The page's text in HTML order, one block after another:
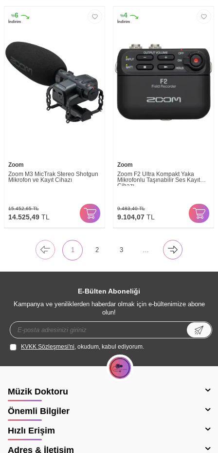
%6
İndirim
Zoom
Zoom M3 MicTrak Stereo Shotgun
Mikrofon ve Kayıt Cihazı
15.452,65TL
14.525,49 TL
%4
İndirim
Zoom
Zoom F2 Ultra Kompakt Yaka
Mikrofonlu Taşınabilir Ses Kayıt
Cihazı
9.483,40TL
9.104,07 TL
1 2 3 …
E-Bülten Aboneliği
Kampanya ve yeniliklerden haberdar olmak için e-bültenimize abone
olun!
KVKK Sözleşmesi'ni, okudum, kabul ediyorum.
Müzik Doktoru
Önemli Bilgiler
Hızlı Erişim
Adres & İletişim